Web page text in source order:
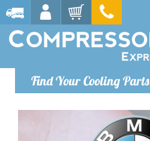
Find Your Cooling Parts